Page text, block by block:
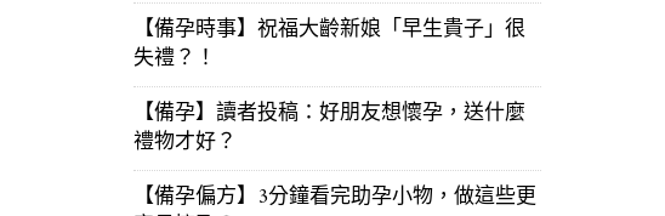
【備孕時事】祝福大齡新娘「早生貴子」很
失禮？！
【備孕】讀者投稿：好朋友想懷孕，送什麼
禮物才好？
【備孕偏方】3分鐘看完助孕小物，做這些更